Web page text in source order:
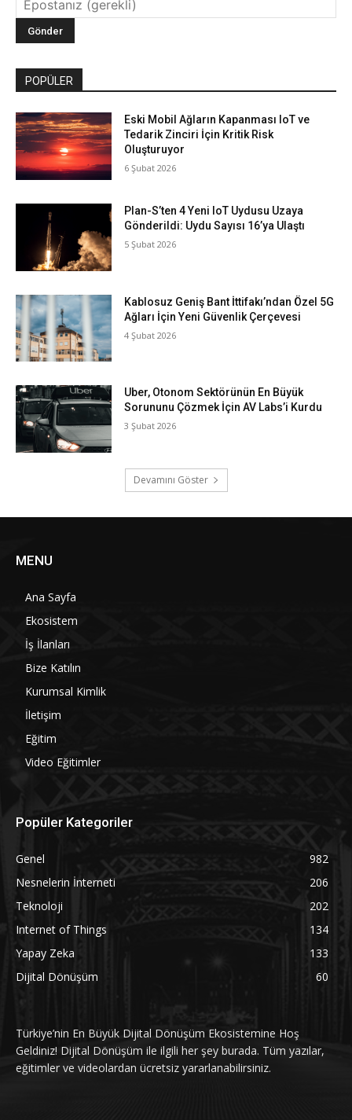
POPÜLER
Eski Mobil Ağların Kapanması IoT ve
Tedarik Zinciri İçin Kritik Risk
Oluşturuyor
6 Şubat 2026
Plan-S’ten 4 Yeni IoT Uydusu Uzaya
Gönderildi: Uydu Sayısı 16’ya Ulaştı
5 Şubat 2026
Kablosuz Geniş Bant İttifakı’ndan Özel 5G
Ağları İçin Yeni Güvenlik Çerçevesi
4 Şubat 2026
Uber, Otonom Sektörünün En Büyük
Sorununu Çözmek İçin AV Labs’i Kurdu
3 Şubat 2026
Devamını Göster
MENU
Ana Sayfa
Ekosistem
İş İlanları
Bize Katılın
Kurumsal Kimlik
İletişim
Eğitim
Video Eğitimler
Popüler Kategoriler
Genel
982
Nesnelerin İnterneti
206
Teknoloji
202
Internet of Things
134
Yapay Zeka
133
Dijital Dönüşüm
60
Türkiye’nin En Büyük Dijital Dönüşüm Ekosistemine Hoş
Geldiniz! Dijital Dönüşüm ile ilgili her şey burada. Tüm yazılar,
eğitimler ve videolardan ücretsiz yararlanabilirsiniz.